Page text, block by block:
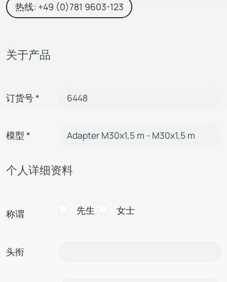
热线: +49 (0)781 9603-123
关于产品
订货号*
模型 *
个人详细资料
称谓 先生 女士
头衔